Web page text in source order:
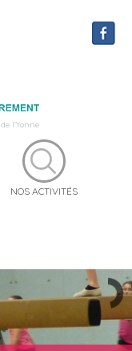
l'Yonne
NOS ACTIVITÉS